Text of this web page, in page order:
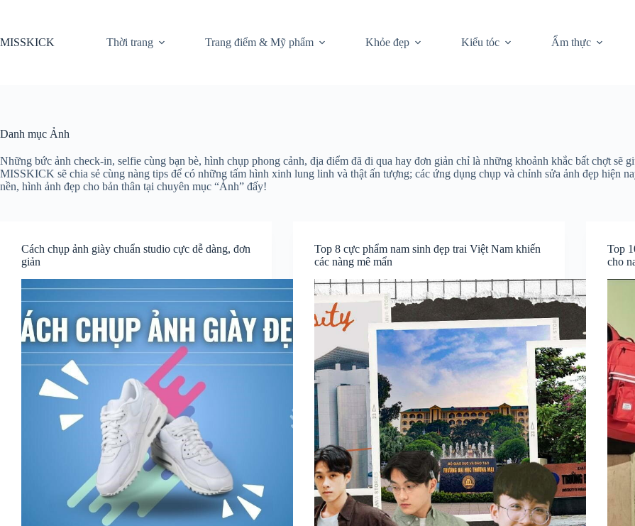
nội
MISSKICK Thời trang Trang điểm & Mỹ phẩm Khỏe đẹp Kiểu tóc Ẩm thực
Danh mục Ảnh
Những bức ảnh check-in, selfie cùng bạn bè, hình chụp phong cảnh, địa điểm đã đi qua hay đơn giản chỉ là những khoảnh khắc bất chợt sẽ
MISSKICK sẽ chia sẻ cùng nàng tips để có những tấm hình xinh lung linh và thật ấn tượng; các ứng dụng chụp và chỉnh sửa ảnh đẹp hiện
nền, hình ảnh đẹp cho bản thân tại chuyên mục “Ảnh” đấy!
Cách chụp ảnh giày chuẩn studio cực dễ dàng, đơn
giản
Top 8 cực phẩm nam sinh đẹp trai Việt Nam khiến
các nàng mê mẩn
Top
cho